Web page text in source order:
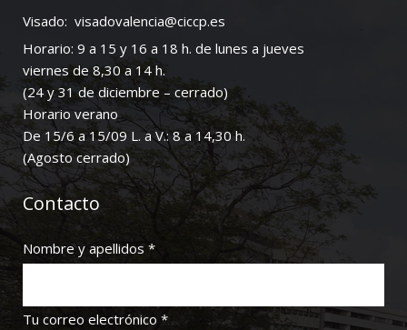
Visado: visadovalencia@ciccp.es
Horario: 9 a 15 y 16 a 18 h. de lunes a jueves
viernes de 8,30 a 14 h.
(24 y 31 de diciembre – cerrado)
Horario verano
De 15/6 a 15/09 L. a V.: 8 a 14,30 h.
(Agosto cerrado)
Contacto
Nombre y apellidos *
Tu correo electrónico *